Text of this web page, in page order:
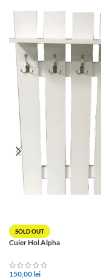
SOLD OUT
Cuier Hol Alpha
150,00lei